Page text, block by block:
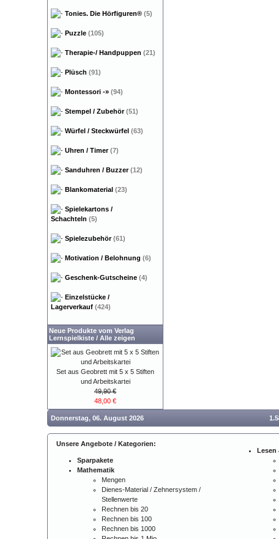
Tonies. Die Hörfiguren® (5)
Puzzle (105)
Therapie-/ Handpuppen (21)
Plüsch (91)
Montessori -» (94)
Stempel / Zubehör(51)
Würfel / Steckwürfel (63)
Uhren / Timer(7)
Sanduhren / Buzzer(12)
Blankomaterial (23)
Spielekartons /
Schachteln (5)
Spielezubehör(61)
Motivation / Belohnung (6)
Geschenk-Gutscheine (4)
Einzelstücke /
Lagerverkauf (424)
Neue Produkte vom Verlag
Lernspielkiste / Alle zeigen
Set aus Geobrett mit 5 x 5 Stiften
und Arbeitskartei
49,90 €
48,00 €
Donnerstag, 06. August 2026
Unsere Angebote / Kategorien:
Sparpakete
Mathematik
Mengen
Dienes-Material / Zehnersystem /
Stellenwerte
Rechnen bis 20
Rechnen bis 100
Rechnen bis 1000
Lesen